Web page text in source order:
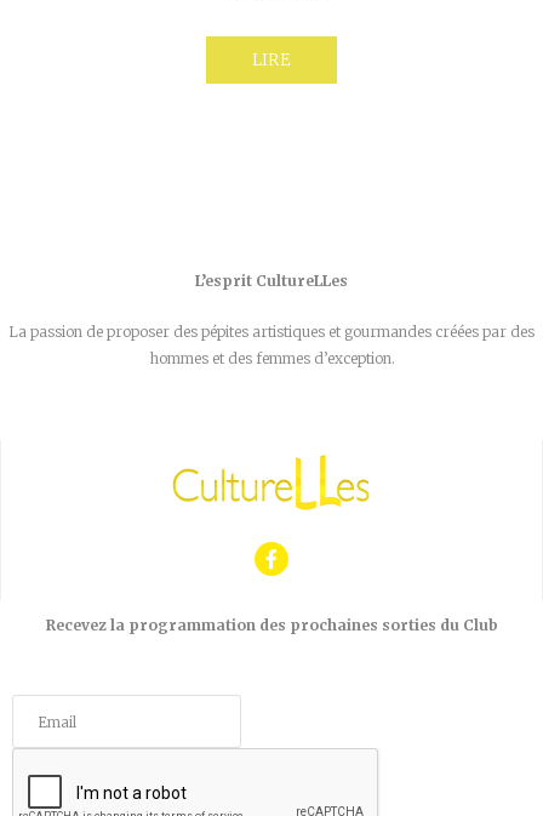
LIRE
L’esprit CultureLLes
La passion de proposer des pépites artistiques et gourmandes créées par des
hommes et des femmes d’exception.
Recevez la programmation des prochaines sorties du Club